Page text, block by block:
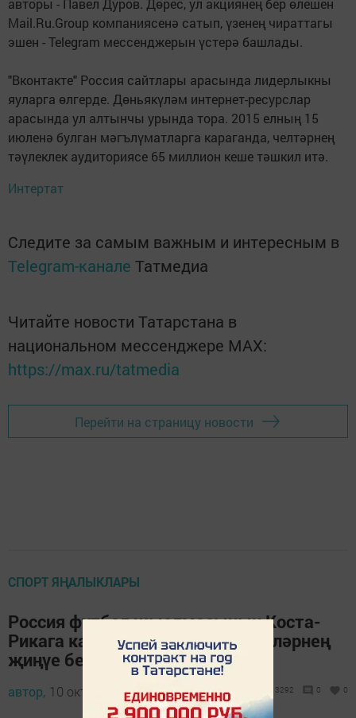
авторы - Павел Дуров. Дөрес, ул акциянең бер өлешен
Mail.Ru.Group компаниясенә сатып, үзенең чираттагы
эшен - Telegram мессенджерын үстерә башлады.
"Вконтакте" Россия сайтлары арасында лидерлыкны
яуларга өлгерде. Дөньякүләм интернет-ресурслар
арасында ул алтынчы урында тора. 2015 елның 15
июленә булган мәгълүматларга караганда, челтәрнең
тәүлеклек аудиториясе 65 миллион кеше тәшкил итә.
Интертат
Следите за самым важным и интересным в
Telegram-канале Татмедиа
Читайте новости Татарстана в
национальном мессенджере MАХ:
https://max.ru/tatmedia
Перейти на страницу новости
СПОРТ ЯҢАЛЫКЛАРЫ
Россия футбол җыелмасының Коста-
Рикага каршы очрашуы көндәшләрнең
җиңүе белән төгәлләнде
автор, 10 октябрь 2016 - 05:44 3292 0 0